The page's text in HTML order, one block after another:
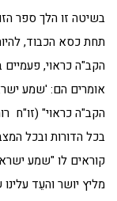
בשיטה זו הלך ספר
תחת כסא הכבוד,
הקב"ה כראוי,
אומרים הם: 'שמע
הקב"ה כראוי" (זו"ח
בכל הדורות ובכל
קוראים לו "שמע
מליץ יושר והעֵד